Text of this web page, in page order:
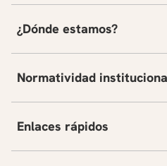
¿Dónde estamos?
Normatividad
Enlaces rápidos